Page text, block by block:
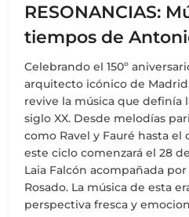
RESONANCIAS:
tiempos de
Celebrando el 150º
arquitecto icónico de Madrid,
revive la música que definía
siglo XX. Desde melodías
como Ravel y Fauré hasta el
este ciclo comenzará el 28
Laia Falcón acompañada
Rosado. La música de esta
perspectiva fresca y